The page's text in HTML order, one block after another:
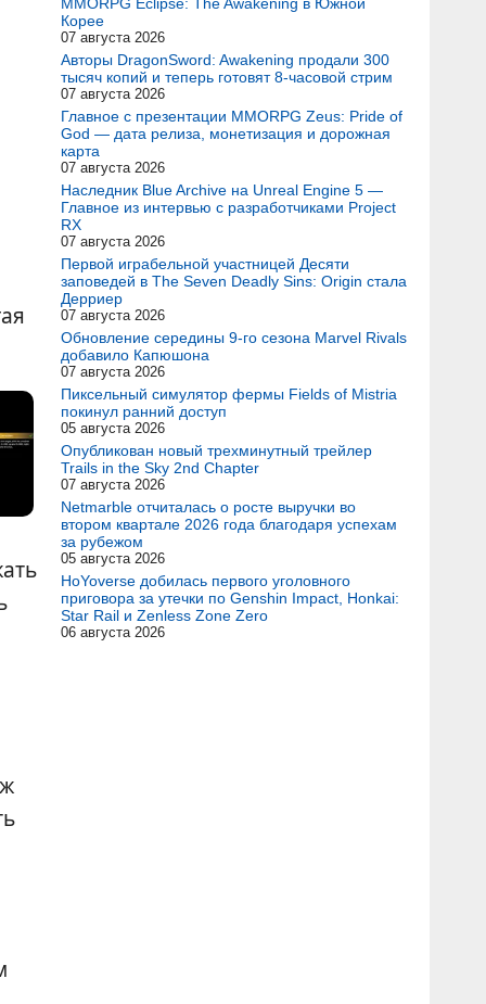
Корее
07 августа 2026
Авторы DragonSword: Awakening продали 300
тысяч копий и теперь готовят 8-часовой стрим
07 августа 2026
Главное с презентации MMORPG Zeus: Pride of
God — дата релиза, монетизация и дорожная
карта
07 августа 2026
Наследник Blue Archive на Unreal Engine 5 —
Главное из интервью с разработчиками Project
RX
07 августа 2026
Первой играбельной участницей Десяти
заповедей в The Seven Deadly Sins: Origin стала
Дерриер
07 августа 2026
Обновление середины 9-го сезона Marvel Rivals
добавило Капюшона
07 августа 2026
Пиксельный симулятор фермы Fields of Mistria
покинул ранний доступ
05 августа 2026
Опубликован новый трехминутный трейлер
Trails in the Sky 2nd Chapter
07 августа 2026
Netmarble отчиталась о росте выручки во
втором квартале 2026 года благодаря успехам
за рубежом
05 августа 2026
HoYoverse добилась первого уголовного
приговора за утечки по Genshin Impact, Honkai:
Star Rail и Zenless Zone Zero
06 августа 2026